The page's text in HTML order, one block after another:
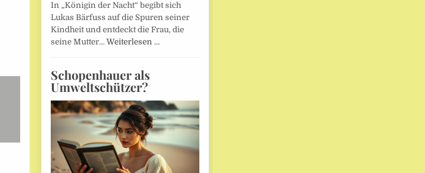
In „Königin der Nacht“ begibt sich
Lukas Bärfuss auf die Spuren seiner
Kindheit und entdeckt die Frau, die
seine Mutter… Weiterlesen …
Schopenhauer als
Umweltschützer?